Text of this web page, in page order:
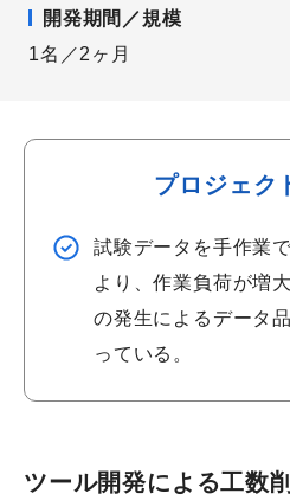
開発期間／規模
1名／2ヶ月
プロジェク
試験データを手作業
より、作業負荷が増
の発生によるデータ
っている。
ツール開発による工数